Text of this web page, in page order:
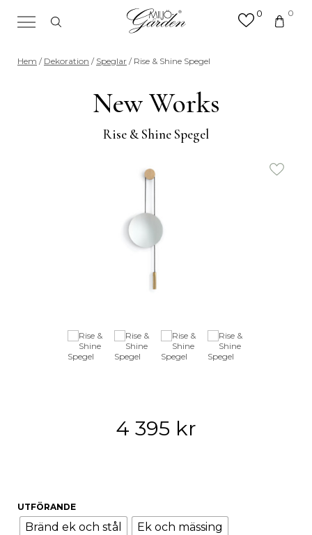
0 0
Sök efter valfri produkt eller
kategori
Hem / Dekoration / Speglar / Rise & Shine Spegel
New Works
Rise & Shine Spegel
4 395 kr
UTFÖRANDE
Bränd ek och stål Ek och mässing